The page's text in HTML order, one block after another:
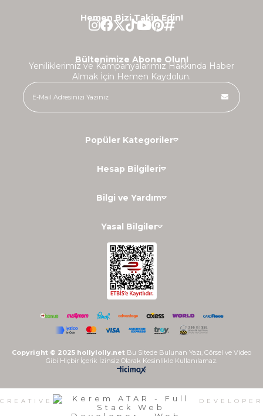
Hemen Bizi Takip Edin!
Bültenimize Abone Olun!
Yeniliklerimiz ve Kampanyalarımız Hakkında Haber
Almak İçin Hemen Kaydolun.
Popüler Kategoriler
Hesap Bilgileri
Bilgi ve Yardım
Yasal Bilgiler
Copyright © 2025 hollylolly.net Bu Sitede Bulunan Yazı, Görsel ve Video
Gibi Hiçbir İçerik İzinsiz Olarak Kesinlikle Kullanılamaz.
CREATIVE DEVELOPER